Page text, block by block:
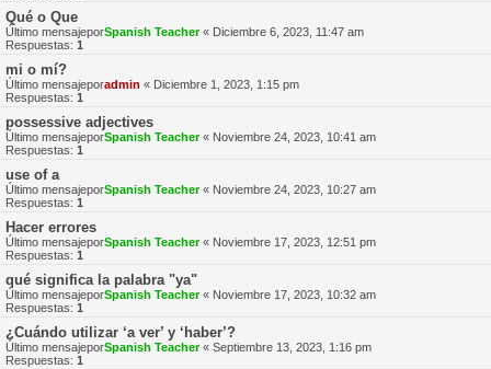
Qué o Que
Último mensajeporSpanish Teacher« Diciembre 6, 2023, 11:47 am
Respuestas: 1
mi o mí?
Último mensajeporadmin « Diciembre 1, 2023, 1:15 pm
Respuestas: 1
possessive adjectives
Último mensajeporSpanish Teacher« Noviembre 24, 2023, 10:41 am
Respuestas: 1
use of a
Último mensajeporSpanish Teacher« Noviembre 24, 2023, 10:27 am
Respuestas: 1
Hacer errores
Último mensajeporSpanish Teacher« Noviembre 17, 2023, 12:51 pm
Respuestas: 1
qué significa la palabra "ya"
Último mensajeporSpanish Teacher« Noviembre 17, 2023, 10:32 am
Respuestas: 1
¿Cuándo utilizar ‘a ver’ y ‘haber’?
Último mensajeporSpanish Teacher« Septiembre 13, 2023, 1:16 pm
Respuestas: 1